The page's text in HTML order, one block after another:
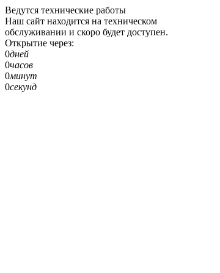
Ведутся технические работы
Наш сайт находится на техническом
обслуживании и скоро будет доступен.
Открытие через:
0дней
0часов
0минут
0секунд